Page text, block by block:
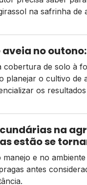
na safrinha de
aveia no
cobertura de solo à
planejar o cultivo de
os
na
estão se
manejo e no
antes